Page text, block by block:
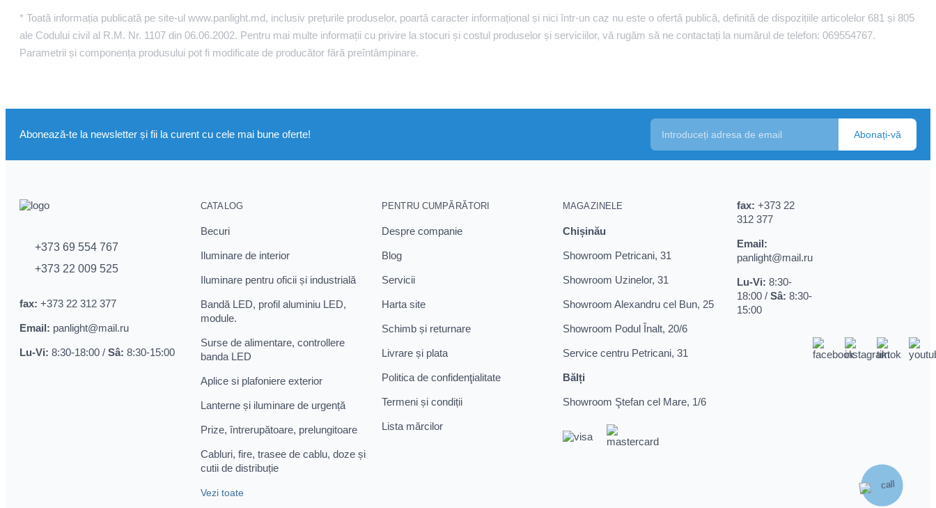
* Toată informația publicată pe site-ul www.panlight.md, inclusiv prețurile produselor, poartă caracter informațional și nici într-un caz nu este o ofertă publică, definită de dispozițiile articolelor 681 și 805
ale Codului civil al R.M. Nr. 1107 din 06.06.2002. Pentru mai multe informații cu privire la stocuri și costul produselor și serviciilor, vă rugăm să ne contactați la numărul de telefon: 069554767.
Parametrii și componența produsului pot fi modificate de producător fără preîntâmpinare.
Abonează-te la newsletter și fii la curent cu cele mai bune oferte! Abonați-vă
+373 69 554 767
+373 22 009 525
fax: +373 22 312 377
Email: panlight@mail.ru
Lu-Vi: 8:30-18:00 / Sâ: 8:30-15:00
CATALOG
Becuri
Iluminare de interior
Iluminare pentru oficii și industrială
Bandă LED, profil aluminiu LED,
module.
Surse de alimentare, controllere
banda LED
Aplice si plafoniere exterior
Lanterne și iluminare de urgență
Prize, întrerupătoare, prelungitoare
Cabluri, fire, trasee de cablu, doze și
cutii de distribuție
Vezi toate
PENTRU CUMPĂRĂTORI
Despre companie
Blog
Servicii
Harta site
Schimb și returnare
Livrare și plata
Politica de confidenţialitate
Termeni și condiții
Lista mărcilor
MAGAZINELE
Chișinău
Showroom Petricani, 31
Showroom Uzinelor, 31
Showroom Alexandru cel Bun, 25
Showroom Podul Înalt, 20/6
Service centru Petricani, 31
Bălți
Showroom Ştefan cel Mare, 1/6
fax: +373 22
312 377
Email:
panlight@mail.ru
Lu-Vi: 8:30-
18:00 / Sâ: 8:30-
15:00